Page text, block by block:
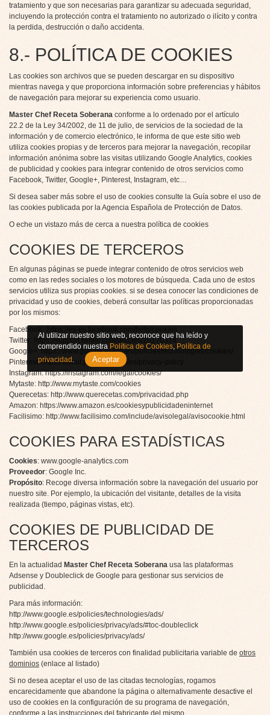
tratamiento y que son necesarias para garantizar su adecuada seguridad,
incluyendo la protección contra el tratamiento no autorizado o ilícito y contra
la perdida, destrucción o daño accidenta.
8.- POLÍTICA DE COOKIES
Las cookies son archivos que se pueden descargar en su dispositivo
mientras navega y que proporciona información sobre preferencias y hábitos
de navegación para mejorar su experiencia como usuario.
Master Chef Receta Soberana conforme a lo ordenado por el artículo
22.2 de la Ley 34/2002, de 11 de julio, de servicios de la sociedad de la
información y de comercio electrónico, le informa de que este sitio web
utiliza cookies propias y de terceros para mejorar la navegación, recopilar
información anónima sobre las visitas utilizando Google Analytics, cookies
de publicidad y cookies para integrar contenido de otros servicios como
Facebook, Twitter, Google+, Pinterest, Instagram, etc…
Si desea saber más sobre el uso de cookies consulte la Guía sobre el uso de
las cookies publicada por la Agencia Española de Protección de Datos.
O eche un vistazo más de cerca a nuestra política de cookies
COOKIES DE TERCEROS
En algunas páginas se puede integrar contenido de otros servicios web
como en las redes sociales o los motores de búsqueda. Cada uno de estos
servicios utiliza sus propias cookies. si se desea conocer las condiciones de
privacidad y uso de cookies, deberá consultar las políticas proporcionadas
por los mismos:
Facebook:
Twitter: https://support.twitter.com/articles/20170514
Google+:https://www.google.es/intl/es/policies/technologies/cookies/
Pinterest:https://about.pinterest.com/es/privacy-policy
Instagram:https://instagram.com/legal/cookies/
Mytaste: http://www.mytaste.com/cookies
Querecetas: http://www.querecetas.com/privacidad.php
Amazon: https://www.amazon.es/cookiesypublicidadeninternet
Facilisimo: http://www.facilisimo.com/include/avisolegal/avisocookie.html
COOKIES PARA ESTADÍSTICAS
Cookies: www.google-analytics.com
Proveedor: Google Inc.
Propósito: Recoge diversa información sobre la navegación del usuario por
nuestro site. Por ejemplo, la ubicación del visitante, detalles de la visita
realizada (tiempo, páginas vistas, etc).
COOKIES DE PUBLICIDAD DE
TERCEROS
En la actualidad Master Chef Receta Soberana usa las plataformas
Adsense y Doubleclick de Google para gestionar sus servicios de
publicidad.
Para más información:
http://www.google.es/policies/technologies/ads/
http://www.google.es/policies/privacy/ads/#toc-doubleclick
http://www.google.es/policies/privacy/ads/
También usa cookies de terceros con finalidad publicitaria variable de otros
dominios (enlace al listado)
Si no desea aceptar el uso de las citadas tecnologías, rogamos
encarecidamente que abandone la página o alternativamente desactive el
uso de cookies en la configuración de su programa de navegación,
Al utilizar nuestro sitio web, reconoce que ha leído y
comprendido nuestra Política de Cookies, Política de
privacidad . Aceptar